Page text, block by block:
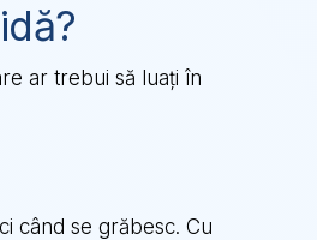
ar trebui să luați în
când se grăbesc. Cu